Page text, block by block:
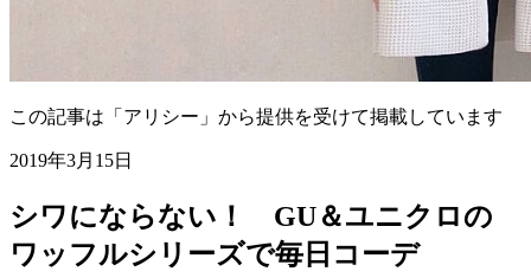
この記事は「アリシー」から提供を受けて掲載しています
2019年3月15日
シワにならない！ GU＆ユニクロの
ワッフルシリーズで毎日コーデ